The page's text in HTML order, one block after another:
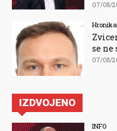
07/08/
Hronika
se
07/08/
IZDVOJENO
INFO